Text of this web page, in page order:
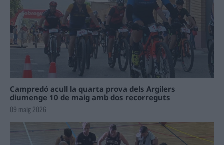
Campredó acull la quarta prova dels Argilers
diumenge 10 de maig amb dos recorreguts
09 maig 2026